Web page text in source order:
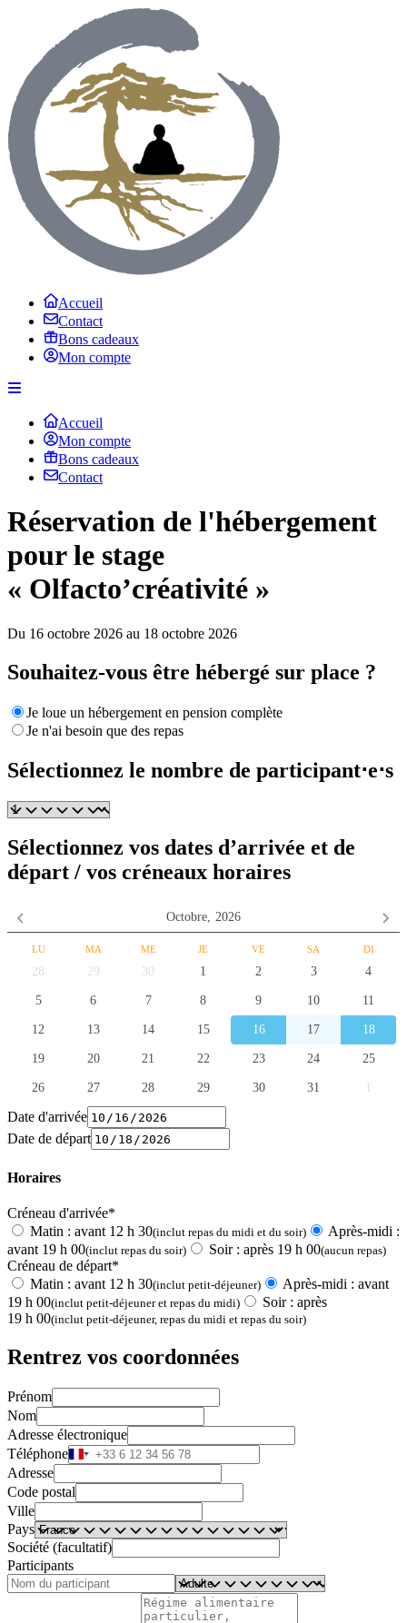
Accueil
Contact
Bons cadeaux
Mon compte
Accueil
Mon compte
Bons cadeaux
Contact
Réservation de l'hébergement
pour le stage
« Olfacto’créativité »
Du 16 octobre 2026 au 18 octobre 2026
Souhaitez-vous être hébergé sur place ?
Je loue un hébergement en pension complète
Je n'ai besoin que des repas
Sélectionnez le nombre de participant⋅e⋅s
Sélectionnez vos dates d’arrivée et de
départ / vos créneaux horaires
Octobre, 2026
LU MA ME JE VE SA DI
28 29 30 1 2 3 4
5 6 7 8 9 10 11
12 13 14 15 16 17 18
19 20 21 22 23 24 25
26 27 28 29 30 31
Date d'arrivée
Date de départ
Horaires
Créneau d'arrivée*
Matin : avant 12 h 30(inclut repas du midi et du soir)
Après-midi :
avant 19 h 00(inclut repas du soir) Soir : après 19 h 00(aucun repas)
Créneau de départ*
Matin : avant 12 h 30(inclut petit-déjeuner)
Après-midi : avant
19 h 00(inclut petit-déjeuner et repas du midi)
Soir : après
19 h 00(inclut petit-déjeuner, repas du midi et repas du soir)
Rentrez vos coordonnées
Prénom
Nom
Adresse électronique
Téléphone
Adresse
Code postal
Ville
Pays
Société (facultatif)
Participants